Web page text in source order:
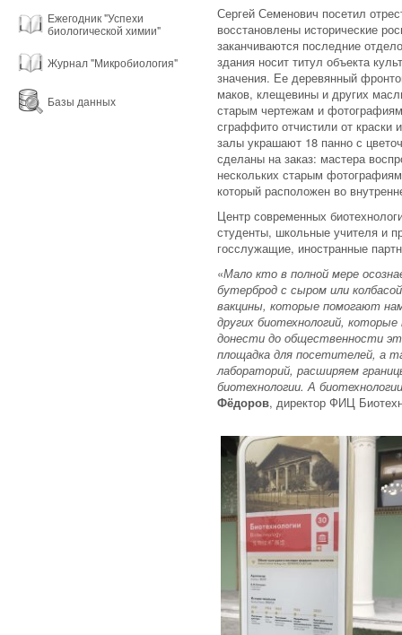
Ежегодник "Успехи
биологической химии"
Журнал "Микробиология"
Базы данных
Сергей Семенович посетил
восстановлены исторические
заканчиваются последние
здания носит титул объекта
значения. Ее деревянный
маков, клещевины и других
старым чертежам и
сграффито отчистили от
залы украшают 18 панно с
сделаны на заказ: мастера
нескольких старым
который расположен во
Центр современных
студенты, школьные учителя и
госслужащие, иностранные
«Мало кто в полной мере
бутерброд с сыром или
вакцины, которые помогают
других биотехнологий,
донести до общественности
площадка для посетителей, а
лабораторий, расширяем
биотехнологии. А
Фёдоров, директор ФИЦ